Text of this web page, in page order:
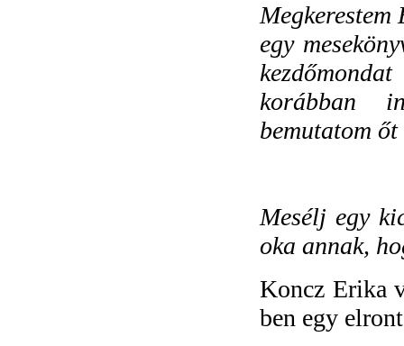
egy
korábban
bemutatom
Mesélj egy
oka annak,
Koncz Erika
ben egy